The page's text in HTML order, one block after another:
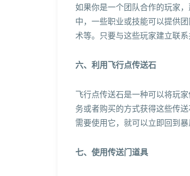
如果你是一个团队合作的玩家
中，一些职业或技能可以提供
术等。只要与这些玩家建立联
六、利用飞行点传送石
飞行点传送石是一种可以将玩
务或者购买的方式获得这些传
需要使用它，就可以立即回到暴
七、使用传送门道具